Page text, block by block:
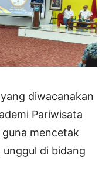
diwacanakan
Pariwisata
guna mencetak
unggul di bidang